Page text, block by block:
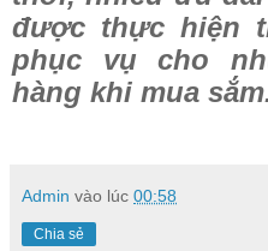
được thực hiện
phục vụ cho
hàng khi mua
Admin vào lúc 00:58
Chia sẻ